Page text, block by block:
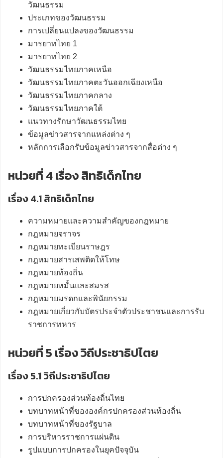
วัฒนธรรม
ประเภทของวัฒนธรรม
การเปลี่ยนแปลงของวัฒนธรรม
มารยาทไทย 1
มารยาทไทย 2
วัฒนธรรมไทยภาคเหนือ
วัฒนธรรมไทยภาคตะวันออกเฉียงเหนือ
วัฒนธรรมไทยภาคกลาง
วัฒนธรรมไทยภาคใต้
แนวทางรักษาวัฒนธรรมไทย
ข้อมูลข่าวสารจากแหล่งต่าง ๆ
หลักการเลือกรับข้อมูลข่าวสารจากสื่อต่าง ๆ
หน่วยที่ 4 เรื่อง สิทธิเด็กไทย
เรื่อง 4.1 สิทธิเด็กไทย
ความหมายและความสำคัญของกฎหมาย
กฎหมายจราจร
กฎหมายทะเบียนราษฎร
กฎหมายสารเสพติดให้โทษ
กฎหมายท้องถิ่น
กฎหมายหมั้นและสมรส
กฎหมายมรดกและพินัยกรรม
กฎหมายเกี่ยวกับบัตรประจำตัวประชาชนและการรับ
ราชการทหาร
หน่วยที่ 5 เรื่อง วิถีประชาธิปไตย
เรื่อง 5.1 วิถีประชาธิปไตย
การปกครองส่วนท้องถิ่นไทย
บทบาทหน้าที่ขององค์กรปกครองส่วนท้องถิ่น
บทบาทหน้าที่ของรัฐบาล
การบริหารราชการแผ่นดิน
รูปแบบการปกครองในยุคปัจจุบัน